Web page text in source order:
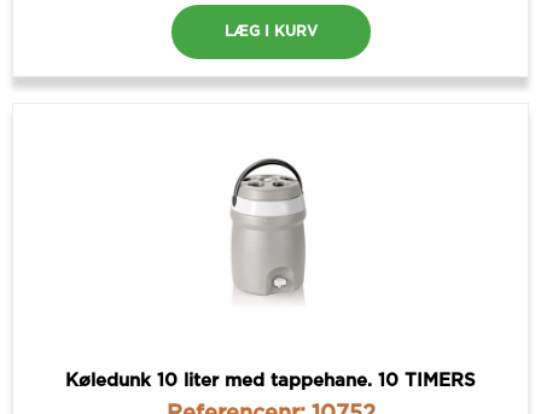
LÆG I KURV
Køledunk 10 liter med tappehane. 10 TIMERS